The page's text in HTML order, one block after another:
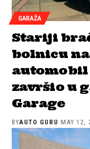
GARAŽA
Stariji
bolnicu
automobil
završio u
Garage
BYAUTO GURU MAY 12,